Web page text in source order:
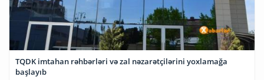
TQDK imtahan rəhbərləri və zal nəzarətçilərini yoxlamağa
başlayıb